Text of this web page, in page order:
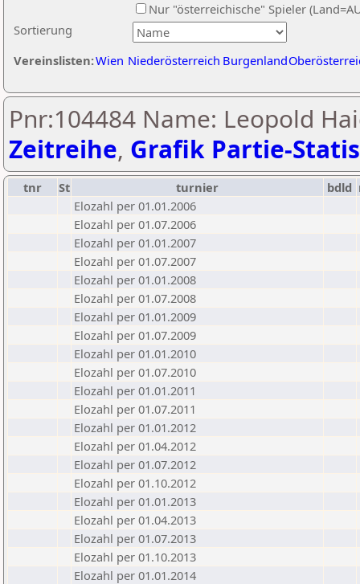
Sortierung
Nur "österreichische" Spieler
Vereinslisten:Wien Niederösterreich Burgenland
Pnr:104484 Name: Leopold
Zeitreihe, Grafik Partie-
tnr St turnier bdld
Elozahl per 01.01.2006
Elozahl per 01.07.2006
Elozahl per 01.01.2007
Elozahl per 01.07.2007
Elozahl per 01.01.2008
Elozahl per 01.07.2008
Elozahl per 01.01.2009
Elozahl per 01.07.2009
Elozahl per 01.01.2010
Elozahl per 01.07.2010
Elozahl per 01.01.2011
Elozahl per 01.07.2011
Elozahl per 01.01.2012
Elozahl per 01.04.2012
Elozahl per 01.07.2012
Elozahl per 01.10.2012
Elozahl per 01.01.2013
Elozahl per 01.04.2013
Elozahl per 01.07.2013
Elozahl per 01.10.2013
Elozahl per 01.01.2014